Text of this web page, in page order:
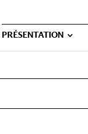
PRÉSENTATION